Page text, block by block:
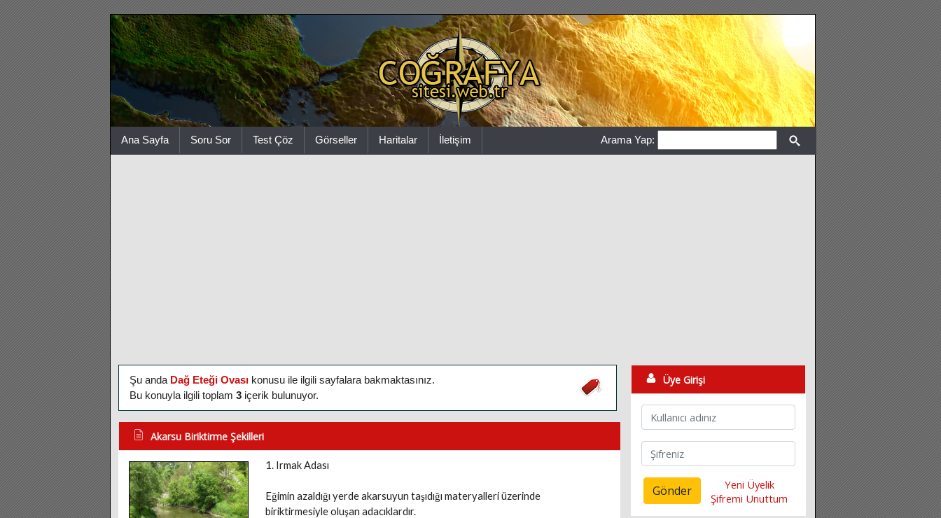
Ana Sayfa Soru Sor Test Çöz Görseller Haritalar İletişim Arama Yap:
Şu anda Dağ Eteği Ovası konusu ile ilgili sayfalara bakmaktasınız.
Bu konuyla ilgili toplam 3 içerik bulunuyor.
Akarsu Biriktirme Şekilleri
1. Irmak Adası
Eğimin azaldığı yerde akarsuyun taşıdığı materyalleri üzerinde
biriktirmesiyle oluşan adacıklardır.
Üye Girişi
Gönder
Yeni Üyelik
Şifremi Unuttum